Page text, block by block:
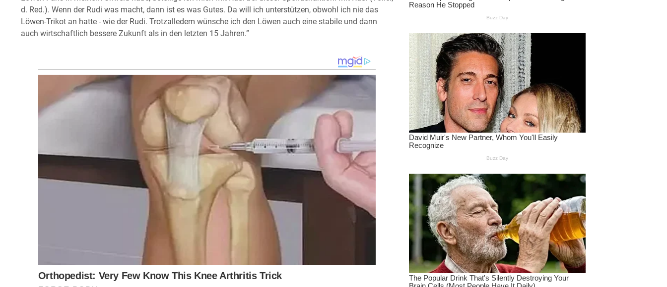
d. Red.). Wenn der Rudi was macht, dann ist es was Gutes. Da will ich unterstützen, obwohl ich nie das
Löwen-Trikot an hatte - wie der Rudi. Trotzalledem wünsche ich den Löwen auch eine stabile und dann
auch wirtschaftlich bessere Zukunft als in den letzten 15 Jahren.”